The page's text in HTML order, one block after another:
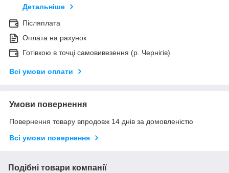
Детальніше
Післяплата
Оплата на рахунок
Готівкою в точці самовивезення (р. Чернігів)
Всі умови оплати
Умови повернення
Повернення товару впродовж 14 днів за домовленістю
Всі умови повернення
Подібні товари компанії